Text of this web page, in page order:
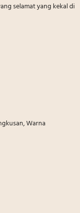
selamat yang kekal di
Warna